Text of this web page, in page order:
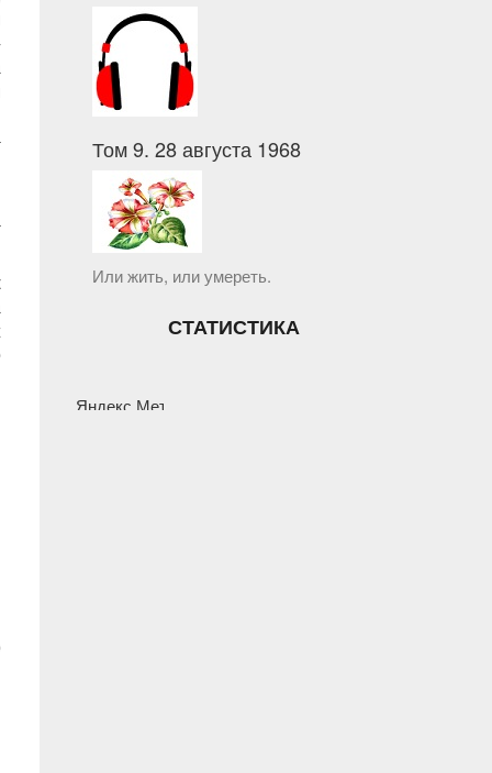
Том 9. 28 августа 1968
Или жить, или умереть.
СТАТИСТИКА